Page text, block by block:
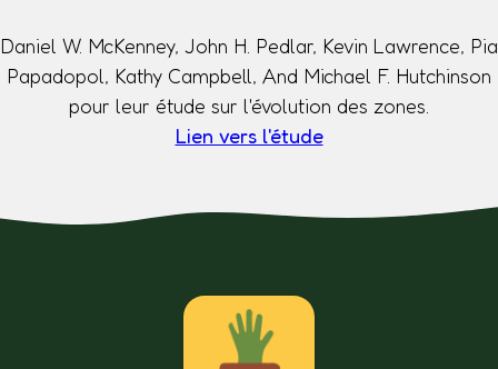
Daniel W. McKenney, John H. Pedlar, Kevin Lawrence, Pia
Papadopol, Kathy Campbell, And Michael F. Hutchinson
pour leur étude sur l'évolution des zones.
Lien vers l'étude